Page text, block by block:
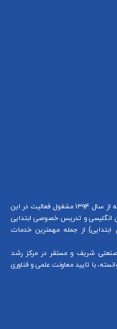
می باشد که از سال ۱۳۹۴ مشغول فعالیت در این
انگلیسیو تدریس خصوصی ابتدایی
) از جمله مهمترین خدمات
شریف و مستقر در مرکز رشد
با تایید معاونت علمی و فناوری